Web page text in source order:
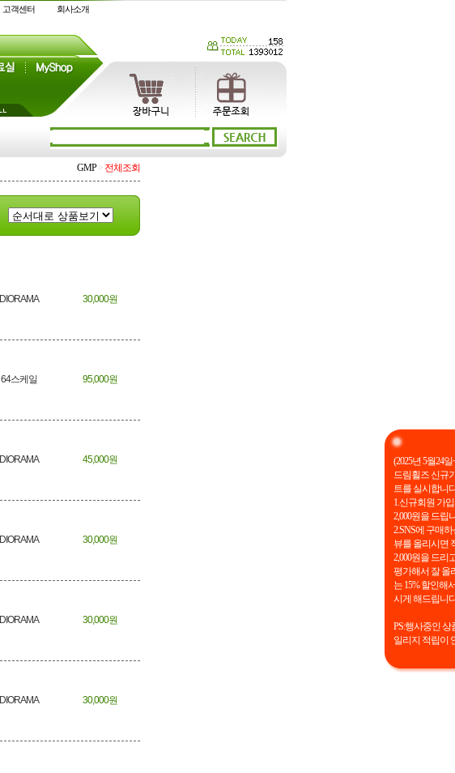
고객센터 회사소개
GMP> 전체조회
DIORAMA 30,000원
64스케일 95,000원
DIORAMA 45,000원
DIORAMA 30,000원
DIORAMA 30,000원
DIORAMA 30,000원
(2025년 5월24일
드림휠즈 신규
트를 실시합니
1.신규회원 가
2,000원을 드립
2.SNS에 구매
뷰를 올리시면
2,000원을 드리
평가해서 잘 올
는 15% 할인해
시게 해드립니
PS:행사중인 상
일리지 적립이